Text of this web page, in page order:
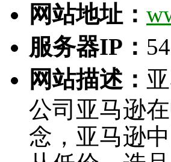
网站地址：
服务器IP：
网站描述：
公司亚马逊
念，亚马逊